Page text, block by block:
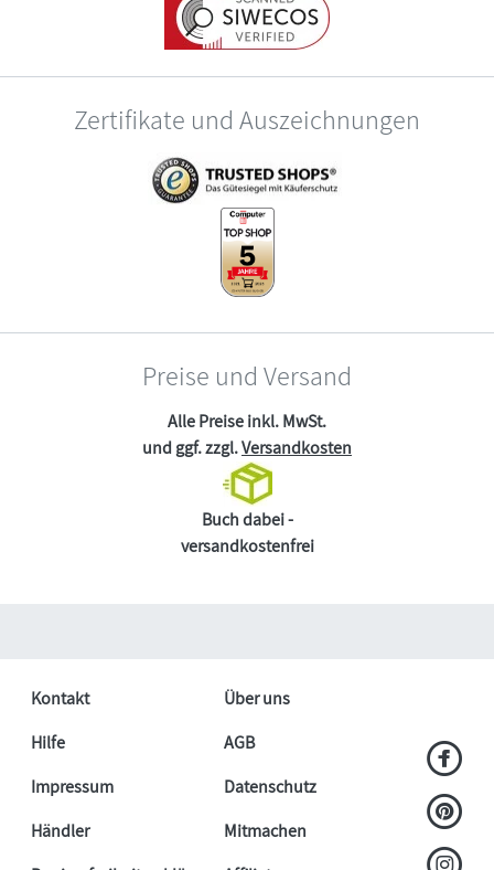
Zertifikate und Auszeichnungen
Preise und Versand
Alle Preise inkl. MwSt.
und ggf. zzgl.Versandkosten
Buch dabei -
versandkostenfrei
Kontakt
Über uns
Hilfe
AGB
Impressum
Datenschutz
Händler
Mitmachen